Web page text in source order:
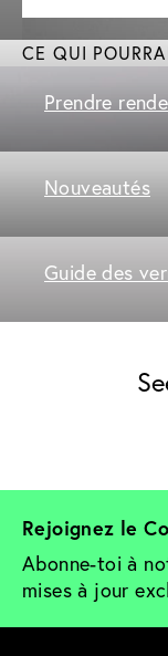
CE QUI
Prendre
Nouveautés
Guide des
Rejoignez le
Abonne-toi à
mises à jour